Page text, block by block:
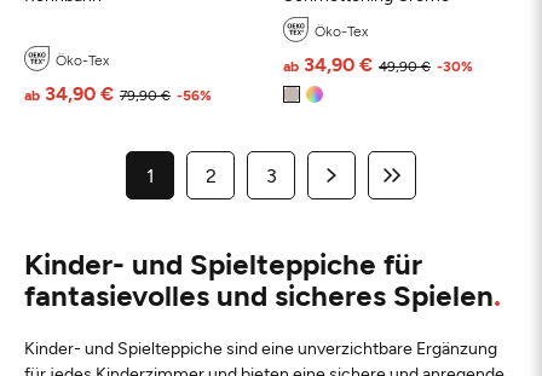
Öko-Tex
79,90 €
ab 34,90 € -56%
Öko-Tex
49,90 €
ab 34,90 € -30%
1 2 3
Kinder- und Spielteppiche für
fantasievolles und sicheres Spielen
Kinder- und Spielteppiche sind eine unverzichtbare Ergänzung